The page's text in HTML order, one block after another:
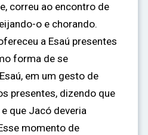
correu ao encontro de
o e chorando.
a Esaú presentes
forma de se
em um gesto de
presentes, dizendo que
que Jacó deveria
momento de